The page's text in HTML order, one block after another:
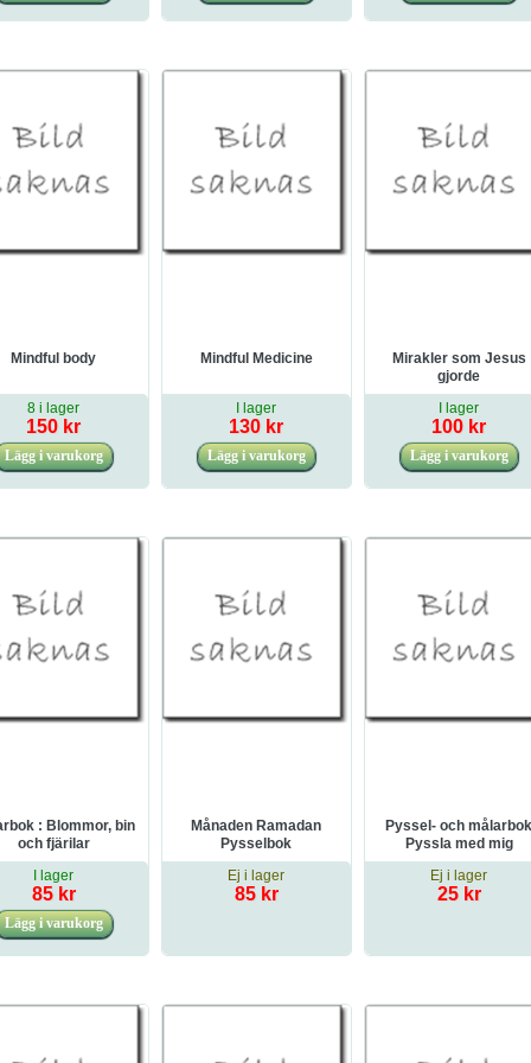
Mindful body
8 i lager
150 kr
Mindful Medicine
I lager
130 kr
Mirakler som Jesus
gjorde
I lager
100 kr
: Blommor, bin
och fjärilar
I lager
85 kr
Månaden Ramadan
Pysselbok
Ej i lager
85 kr
Pyssel- och
Pyssla med mig
Ej i lager
25 kr